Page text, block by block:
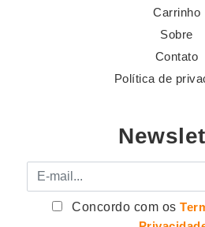
Carrinho
Sobre
Contato
Política de
E-mail
Concordo com os